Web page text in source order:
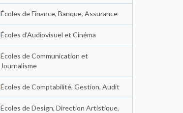
Écoles de Finance, Banque, Assurance
Écoles d'Audiovisuel et Cinéma
Écoles de Communication et
Journalisme
Écoles de Comptabilité, Gestion, Audit
Écoles de Design, Direction Artistique,